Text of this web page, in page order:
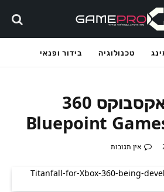
טכנולוגיה בידור ופנאי
Titanfall לאקסבוקס 360
אין תגובות